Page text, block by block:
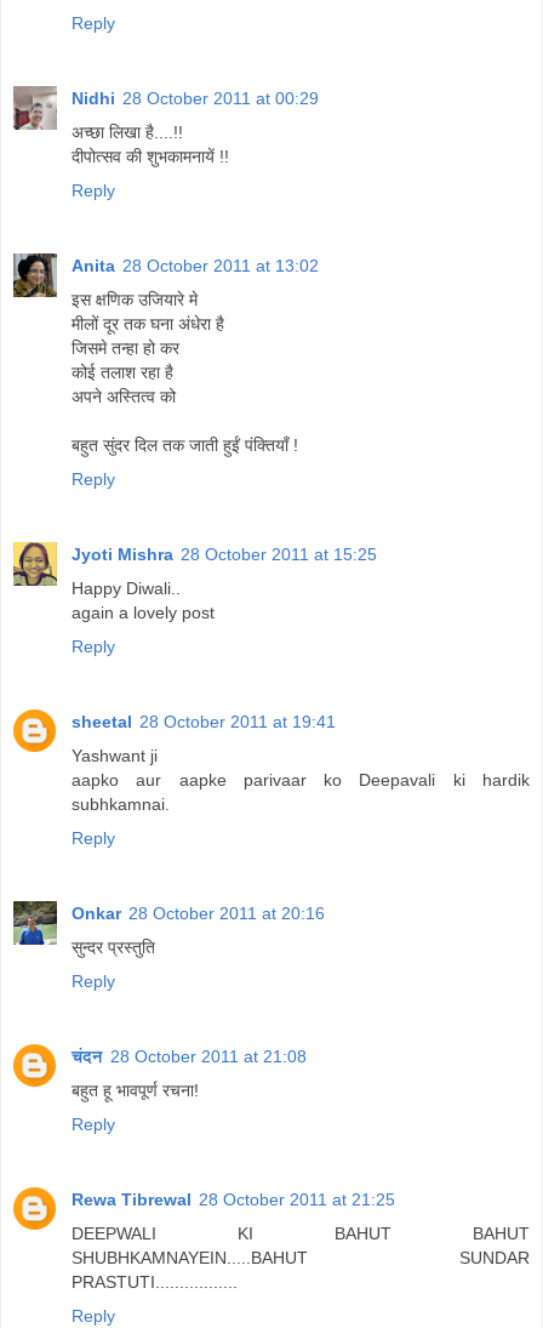
Reply
Nidhi 28 October 2011 at 00:29
अच्छा लिखा है....!!
दीपोत्सव की शुभकामनायें !!
Reply
Anita 28 October 2011 at 13:02
इस क्षणिक उजियारे मे
मीलों दूर तक घना अंधेरा है
जिसमे तन्हा हो कर
कोई तलाश रहा है
अपने अस्तित्व को
बहुत सुंदर दिल तक जाती हुईं पंक्तियाँ !
Reply
Jyoti Mishra 28 October 2011 at 15:25
Happy Diwali..
again a lovely post
Reply
sheetal 28 October 2011 at 19:41
Yashwant ji
aapko aur aapke parivaar ko Deepavali ki hardik
subhkamnai.
Reply
Onkar 28 October 2011 at 20:16
सुन्दर प्रस्तुति
Reply
चंदन 28 October 2011 at 21:08
बहुत हू भावपूर्ण रचना!
Reply
Rewa Tibrewal 28 October 2011 at 21:25
DEEPWALI KI BAHUT BAHUT
SHUBHKAMNAYEIN.....BAHUT SUNDAR
PRASTUTI.................
Reply